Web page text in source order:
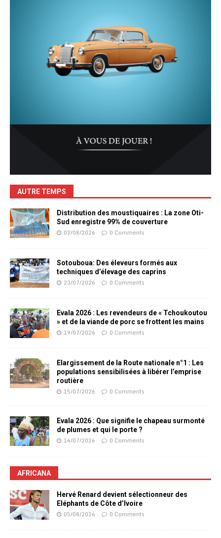
AUTRE TEMPS
Distribution des moustiquaires : La zone Oti-
Sud enregistre 99% de couverture
02/08/2026 0 Comments
Sotouboua: Des éleveurs formés aux
techniques d’élevage des caprins
23/07/2026 0 Comments
Evala 2026 : Les revendeurs de « Tchoukoutou
» et de la viande de porc se frottent les mains
19/07/2026 0 Comments
Elargissement de la Route nationale n°1 : Les
populations sensibilisées à libérer l’emprise
routière
15/07/2026 0 Comments
Evala 2026 : Que signifie le chapeau surmonté
de plumes et qui le porte ?
14/07/2026 0 Comments
AFRICANA
Hervé Renard devient sélectionneur des
Eléphants de Côte d’Ivoire
05/08/2026 0 Comments